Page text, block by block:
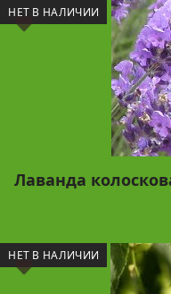
НЕТ В НАЛИЧИИ
Лаванда
НЕТ В НАЛИЧИИ